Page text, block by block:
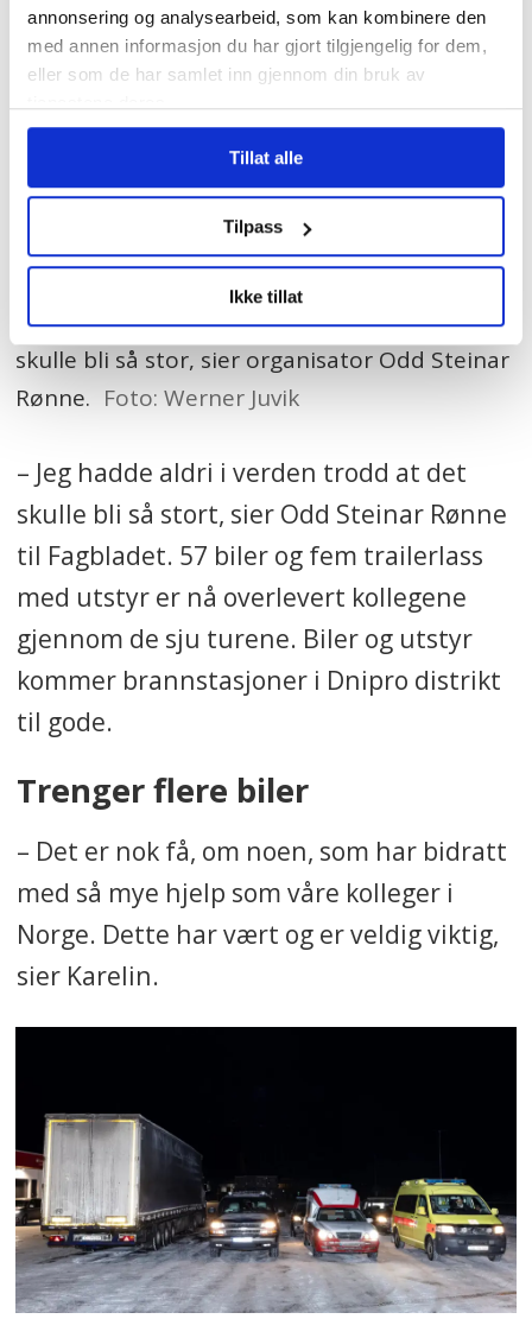
annonsering og analysearbeid, som kan kombinere den
med annen informasjon du har gjort tilgjengelig for dem,
eller som de har samlet inn gjennom din bruk av
Tillat alle
Tilpass
Ikke tillat
STORT: - Jeg hadde aldri trodd at aksjonen vår
skulle bli så stor, sier organisator Odd Steinar
Rønne. Foto: Werner Juvik
– Jeg hadde aldri i verden trodd at det
skulle bli så stort, sier Odd Steinar Rønne
til Fagbladet. 57 biler og fem trailerlass
med utstyr er nå overlevert kollegene
gjennom de sju turene. Biler og utstyr
kommer brannstasjoner i Dnipro distrikt
til gode.
Trenger flere biler
– Det er nok få, om noen, som har bidratt
med så mye hjelp som våre kolleger i
Norge. Dette har vært og er veldig viktig,
sier Karelin.